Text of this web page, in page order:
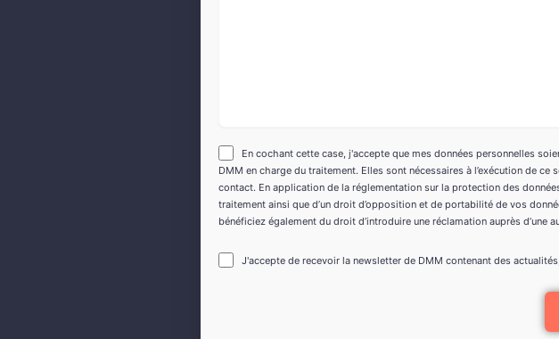
En cochant cette case, j'accepte que mes données personnelles
DMM en charge du traitement. Elles sont nécessaires à l’exécution de
contact. En application de la réglementation sur la protection des
traitement ainsi que d’un droit d’opposition et de portabilité de vos
bénéficiez également du droit d’introduire une réclamation auprès d’une
J'accepte de recevoir la newsletter de DMM contenant des